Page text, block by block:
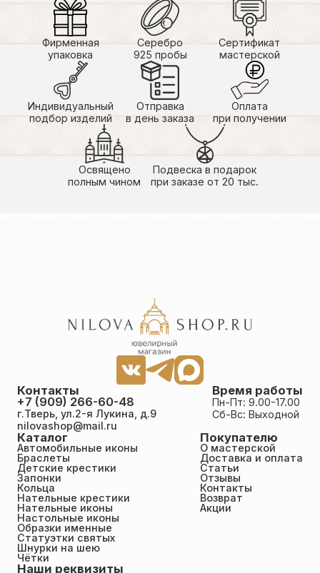
Фирменная
упаковка
Серебро
925 пробы
Сертификат
мастерской
Индивидуальный
подбор изделий
Отправка
в день заказа
Оплата
при получении
Освящено
полным чином
Подвеска в подарок
при заказе от 20 тыс.
Каталог
Автомобильные иконы
Браслеты
Детские крестики
Запонки
Кольца
Нательные крестики
Нательные иконы
Настольные иконы
Образки именные
Статуэтки святых
Шнурки на шею
Чётки
Покупателю
О мастерской
Доставка и оплата
Статьи
Отзывы
Контакты
Возврат
Акции
Время работы
Пн-Пт: 9.00-17.00
Сб-Вс: Выходной
Контакты
+7 (909) 266-60-48
г.Тверь, ул.2-я Лукина, д.9
nilovashop@mail.ru
Наши реквизиты